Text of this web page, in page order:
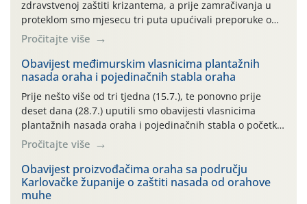
zdravstvenoj zaštiti krizantema, a prije zamračivanja u
proteklom smo mjesecu tri puta upućivali preporuke o
preventivnim mjerama zaštite krizantema od najčešćih
uzročnika bolesti, štetnika i fito-fagnih grinja (23.7., 14.7.,
06.7.)! Na početku ovog mjeseca je zabilježeno je
povijesno i ekstremno vruće meteorološko razdoblje, uz
najviše temperature […]
Pročitajte više
Obavijest međimurskim vlasnicima plantažnih
nasada oraha i pojedinačnih stabla oraha
Prije nešto više od tri tjedna (15.7.), te ponovno prije
deset dana (28.7.) uputili smo obavijesti vlasnicima
plantažnih nasada oraha i pojedinačnih stabla o početku
leta i ovogodišnjoj potrebi usmjerenog suzbijanja
orahove muhe (Rhagoletis completa)! Već dvanaest dana
traje drugi ovogodišnji “toplinski udar”, koji naročito
izražen zadnja šest dana (31.7.-05.8.), jer najviše
temperature zraka svakodnevno […]
Pročitajte više
Obavijest proizvođačima oraha sa području
Karlovačke županije o zaštiti nasada od orahove
muhe